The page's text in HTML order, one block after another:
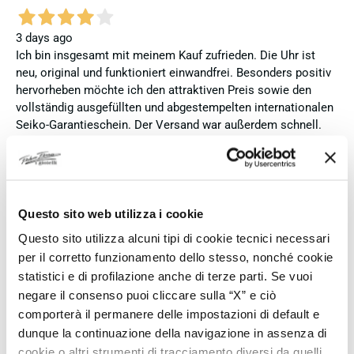
Questo sito web utilizza i cookie
Questo sito utilizza alcuni tipi di cookie tecnici necessari
per il corretto funzionamento dello stesso, nonché cookie
statistici e di profilazione anche di terze parti. Se vuoi
negare il consenso puoi cliccare sulla “X” e ciò
comporterà il permanere delle impostazioni di default e
dunque la continuazione della navigazione in assenza di
3 days ago
Ich bin insgesamt mit meinem Kauf zufrieden. Die Uhr ist
neu, original und funktioniert einwandfrei. Besonders positiv
hervorheben möchte ich den attraktiven Preis sowie den
vollständig ausgefüllten und abgestempelten internationalen
Seiko-Garantieschein. Der Versand war außerdem schnell.
meinen Erwartungen an einen autorisierten Seiko-Händler
Verpackung, die ich von diesem Modell aus offiziellen
Uhrenkissen), und auch die Seiko-Hangtags mit
Modellinformationen fehlten. Die Uhr selbst ist in neuem
Zustand und weist keine Gebrauchsspuren auf. Dennoch
hätte ich bei einer hochwertigen Uhr dieser Preisklasse
erwartet, dass sie mit der vollständigen Originalpräsentation
geliefert wird. Insgesamt empfehle ich den Händler aufgrund
des guten Preises und der seriösen Abwicklung, hoffe